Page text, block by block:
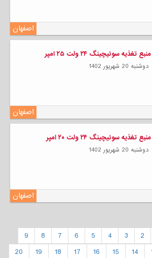
اصفهان
منبع تغذیه سوئیچینگ ۲۴ ولت ۲۵ امپر
دوشنبه 20 شهریور 1402
اصفهان
منبع تغذیه سوئیچینگ ۲۴ ولت ۲۰ امپر
دوشنبه 20 شهریور 1402
اصفهان
2
3
4
5
6
7
8
9
14
15
16
17
18
19
20